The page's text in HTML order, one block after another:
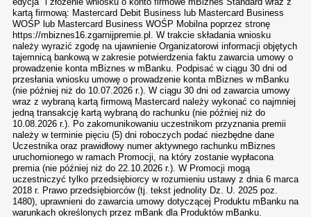
kartą firmową: Mastercard Debit Business lub Mastercard Business
WOŚP lub Mastercard Business WOŚP Mobilna poprzez stronę
https://mbiznes16.zgarnijpremie.pl. W trakcie składania wniosku
należy wyrazić zgodę na ujawnienie Organizatorowi informacji objętych
tajemnicą bankową w zakresie potwierdzenia faktu zawarcia umowy o
prowadzenie konta mBiznes w mBanku. Podpisać w ciągu 30 dni od
przesłania wniosku umowę o prowadzenie konta mBiznes w mBanku
(nie później niż do 10.07.2026 r.). W ciągu 30 dni od zawarcia umowy
wraz z wybraną kartą firmową Mastercard należy wykonać co najmniej
jedną transakcję kartą wybraną do rachunku (nie później niż do
10.08.2026 r.). Po zakomunikowaniu uczestnikom przyznania premii
należy w terminie pięciu (5) dni roboczych podać niezbędne dane
Uczestnika oraz prawidłowy numer aktywnego rachunku mBiznes
uruchomionego w ramach Promocji, na który zostanie wypłacona
premia (nie później niż do 22.10.2026 r.). W Promocji mogą
uczestniczyć tylko przedsiębiorcy w rozumieniu ustawy z dnia 6 marca
2018 r. Prawo przedsiębiorców (tj. tekst jednolity Dz. U. 2025 poz.
1480), uprawnieni do zawarcia umowy dotyczącej Produktu mBanku na
warunkach określonych przez mBank dla Produktów mBanku.